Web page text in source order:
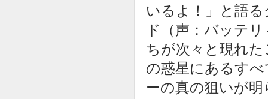
いるよ！」と語
ド（声：バッテ
ちが次々と現れ
の惑星にあるす
ーの真の狙いが